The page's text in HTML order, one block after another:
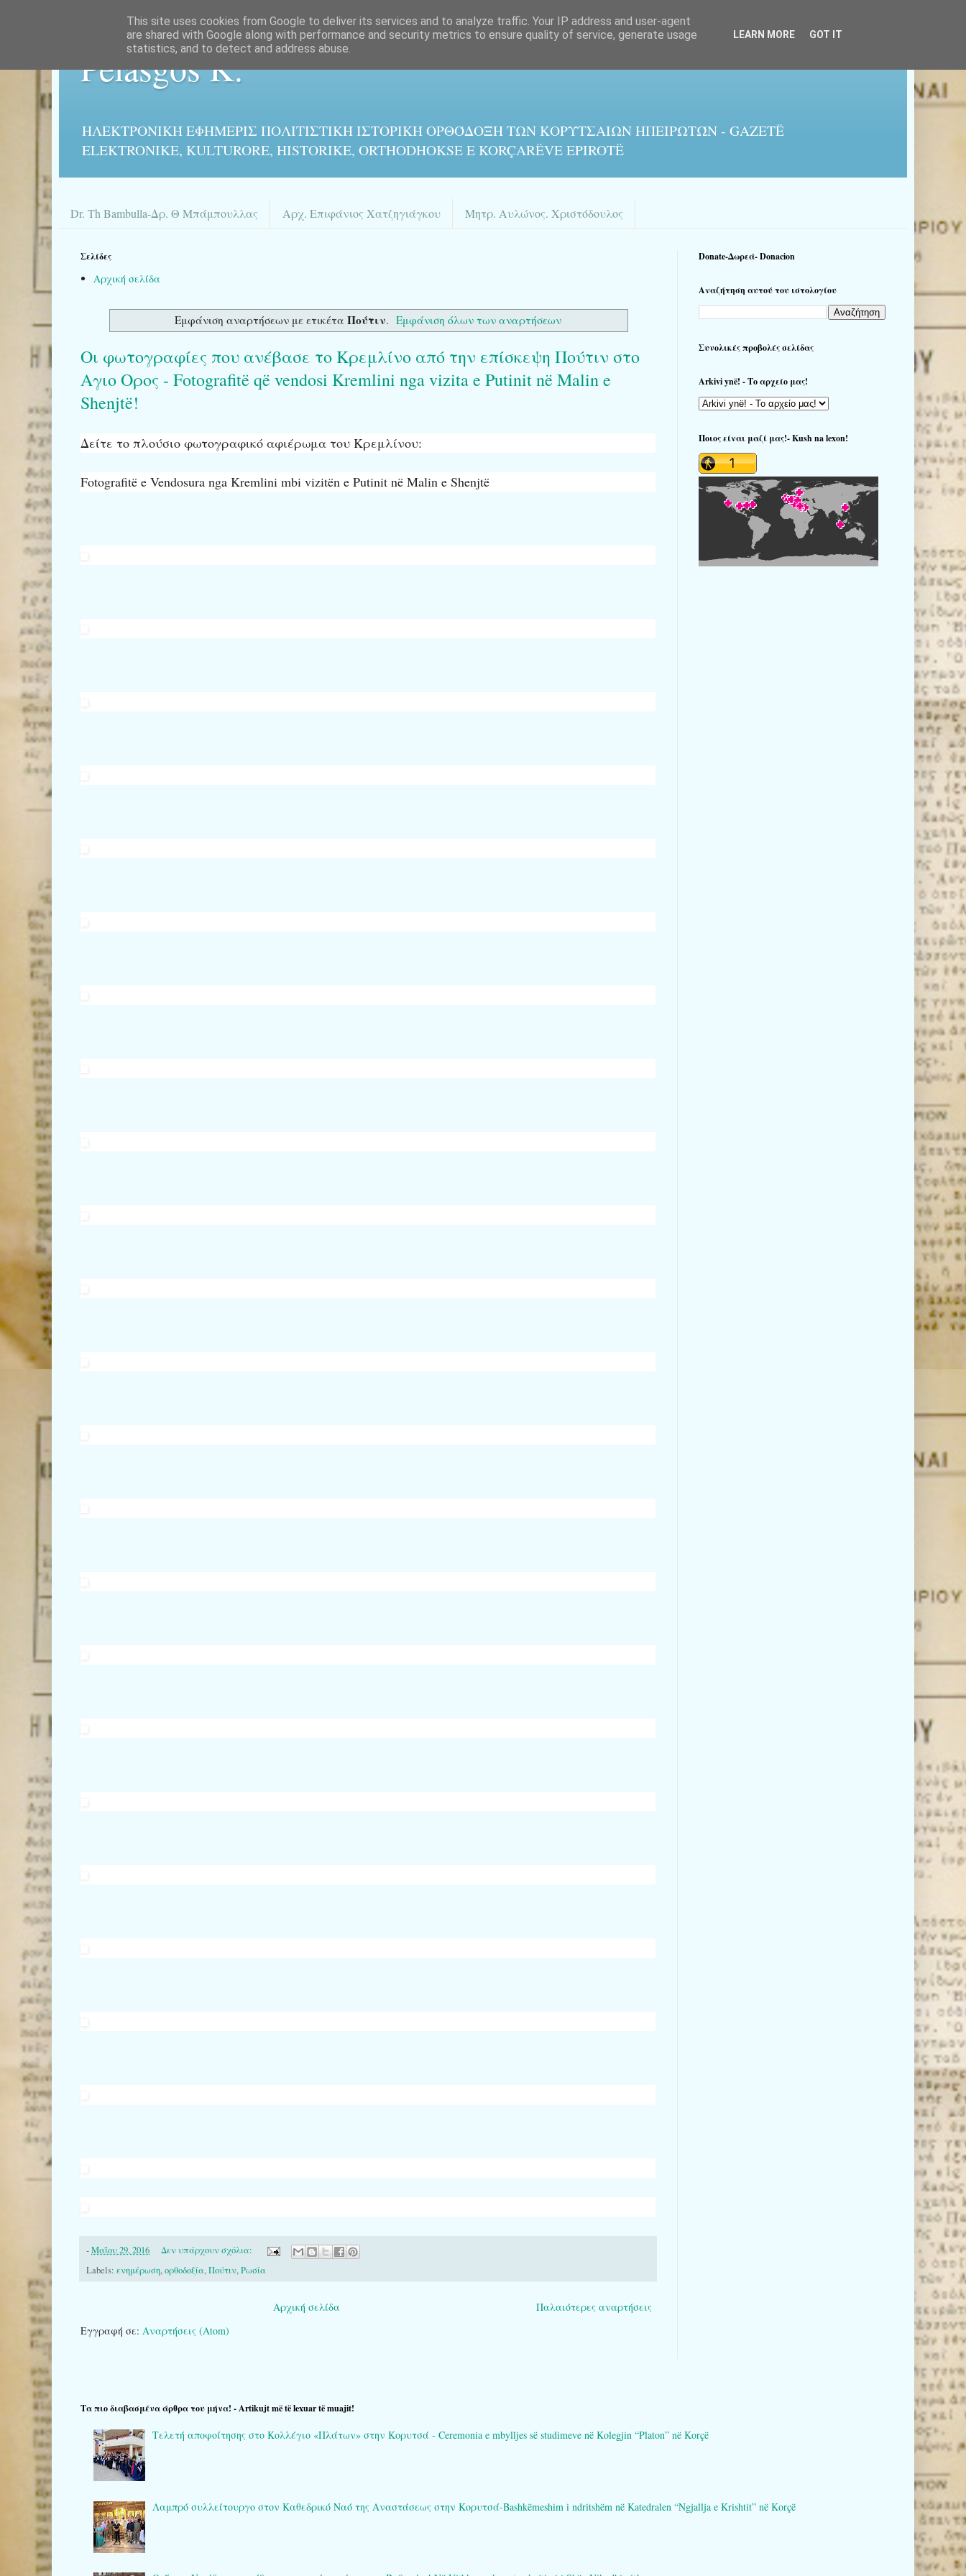
Pelasgos K.
ΗΛΕΚΤΡΟΝΙΚΉ ΕΦΗΜΕΡΙΣ ΠΟΛΙΤΙΣΤΙΚΉ ΙΣΤΟΡΙΚΉ ΟΡΘΌΔΟΞΗ ΤΩΝ ΚΟΡΥΤΣΑΙΩΝ ΗΠΕΙΡΩΤΏΝ - GAZETË
ELEKTRONIKE, KULTURORE, HISTORIKE, ORTHODHOKSE E KORÇARËVE EPIROTË
Dr. Th Bambulla-Δρ. Θ Μπάμπουλλας Αρχ. Επιφάνιος Χατζηγιάγκου Μητρ. Αυλώνος. Χριστόδουλος
Σελίδες
Αρχική σελίδα
Εμφάνιση αναρτήσεων με ετικέτα Πούτιν. Εμφάνιση όλων των αναρτήσεων
Οι φωτογραφίες που ανέβασε το Κρεμλίνο από την επίσκεψη Πούτιν στο
Αγιο Ορος - Fotografitë që vendosi Kremlini nga vizita e Putinit në Malin e
Shenjtë!
Δείτε το πλούσιο φωτογραφικό αφιέρωμα του Κρεμλίνου:
Fotografitë e Vendosura nga Kremlini mbi vizitën e Putinit në Malin e Shenjtë
-Μαΐου 29, 2016
Δεν υπάρχουν σχόλια:
Labels: ενημέρωση,ορθοδοξία,Πούτιν,Ρωσία
Παλαιότερες αναρτήσεις
Αρχική σελίδα
Εγγραφή σε: Αναρτήσεις (Atom)
Donate-Δωρεά- Donacion
Αναζήτηση αυτού του ιστολογίου
Συνολικές προβολές σελίδας
Arkivi ynë! - Το αρχείο μας!
Ποιος είναι μαζί μας!- Kush na lexon!
Τα πιο διαβασμένα άρθρα του μήνα! - Artikujt më të lexuar të muajit!
Τελετή αποφοίτησης στο Κολλέγιο «Πλάτων» στην Κορυτσά - Ceremonia e mbylljes së studimeve në Kolegjin “Platon” në Korçë
Λαμπρό συλλείτουργο στον Καθεδρικό Ναό της Αναστάσεως στην Κορυτσά-Bashkëmeshim i ndritshëm në Katedralen “Ngjallja e Krishtit” në Korçë
This site uses cookies from Google to deliver its services and to analyze traffic. Your IP address and user-agent
are shared with Google along with performance and security metrics to ensure quality of service, generate usage
statistics, and to detect and address abuse.
LEARN MORE GOT IT